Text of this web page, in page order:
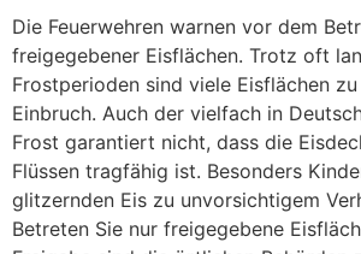
Die Feuerwehren warnen vor dem
freigegebener Eisflächen. Trotz oft
Frostperioden sind viele Eisflächen
Einbruch. Auch der vielfach in
Frost garantiert nicht, dass die
Flüssen tragfähig ist. Besonders
glitzernden Eis zu unvorsichtigem
Betreten Sie nur freigegebene